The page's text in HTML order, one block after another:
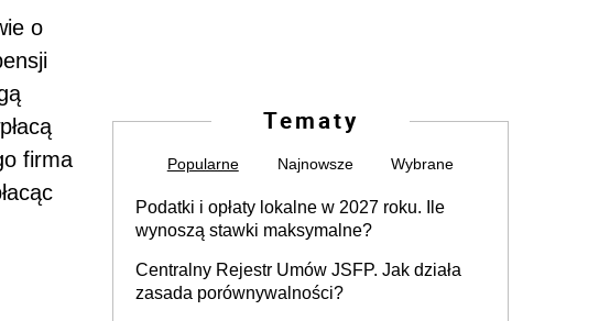
o
firma
Tematy
Popularne Najnowsze Wybrane
Podatki i opłaty lokalne w 2027 roku. Ile
wynoszą stawki maksymalne?
Centralny Rejestr Umów JSFP. Jak działa
zasada porównywalności?